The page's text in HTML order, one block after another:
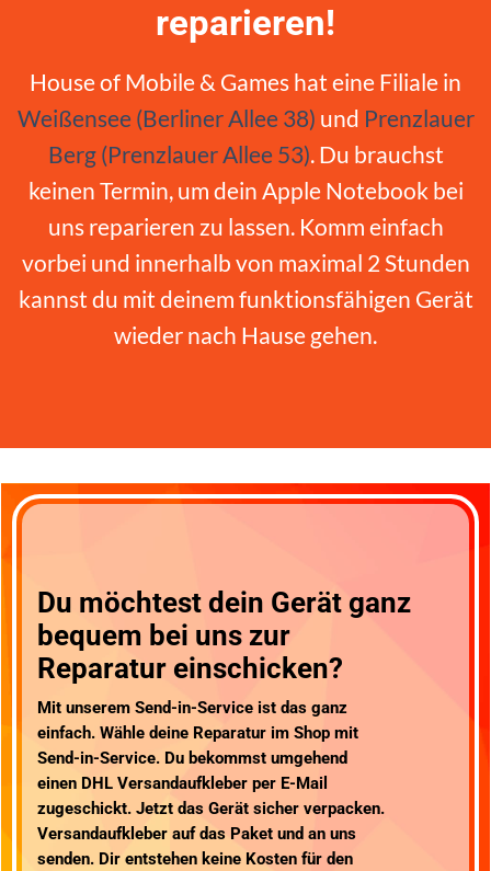
reparieren!
House of Mobile & Games hat eine Filiale in
Weißensee (Berliner Allee 38) und Prenzlauer
Berg (Prenzlauer Allee 53). Du brauchst
keinen Termin, um dein Apple Notebook bei
uns reparieren zu lassen. Komm einfach
vorbei und innerhalb von maximal 2 Stunden
kannst du mit deinem funktionsfähigen Gerät
wieder nach Hause gehen.
Du möchtest dein Gerät ganz
bequem bei uns zur
Reparatur einschicken?
Mit unserem Send-in-Serviceist das ganz
einfach. Wähle deine Reparatur im Shop mit
Send-in-Service. Du bekommst umgehend
einen DHL Versandaufkleberper E-Mail
zugeschickt. Jetzt das Gerät sicher verpacken.
Versandaufkleber auf das Paket und an uns
senden. Dir entstehen keine Kosten für den